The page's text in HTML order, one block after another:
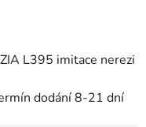
L395 imitace nerezi
dodání 8-21 dní